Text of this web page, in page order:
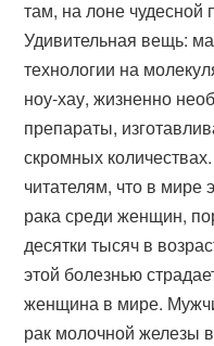
там, на лоне чудесной
Удивительная вещь:
технологии на
ноу-хау, жизненно
препараты,
скромных
читателям, что в мире
рака среди женщин,
десятки тысяч в
этой болезнью
женщина в мире.
рак молочной железы